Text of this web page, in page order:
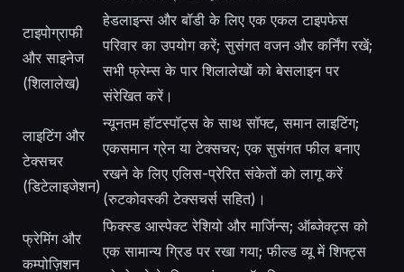
टाइपोग्राफी
और साइनेज
(शिलालेख)
हेडलाइन्स और बॉडी के लिए एक एकल टाइपफेस
परिवार का उपयोग करें; सुसंगत वजन और कर्निंग रखें;
सभी फ्रेम्स के पार शिलालेखों को बेसलाइन पर
संरेखित करें।
लाइटिंग और
टेक्सचर
(डिटेलाइजेशन)
न्यूनतम हॉटस्पॉट्स के साथ सॉफ्ट, समान लाइटिंग;
एकसमान ग्रेन या टेक्सचर; एक सुसंगत फील बनाए
रखने के लिए एलिस-प्रेरित संकेतों को लागू करें
(रुटकोवस्की टेक्सचर्स सहित)।
फ्रेमिंग और
कम्पोज़िशन
फिक्स्ड आस्पेक्ट रेशियो और मार्जिन्स; ऑब्जेक्ट्स को
एक सामान्य ग्रिड पर रखा गया; फील्ड व्यू में शिफ्ट्स